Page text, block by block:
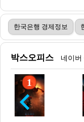
한국은행 경제정보
박스오피스 네이버
1